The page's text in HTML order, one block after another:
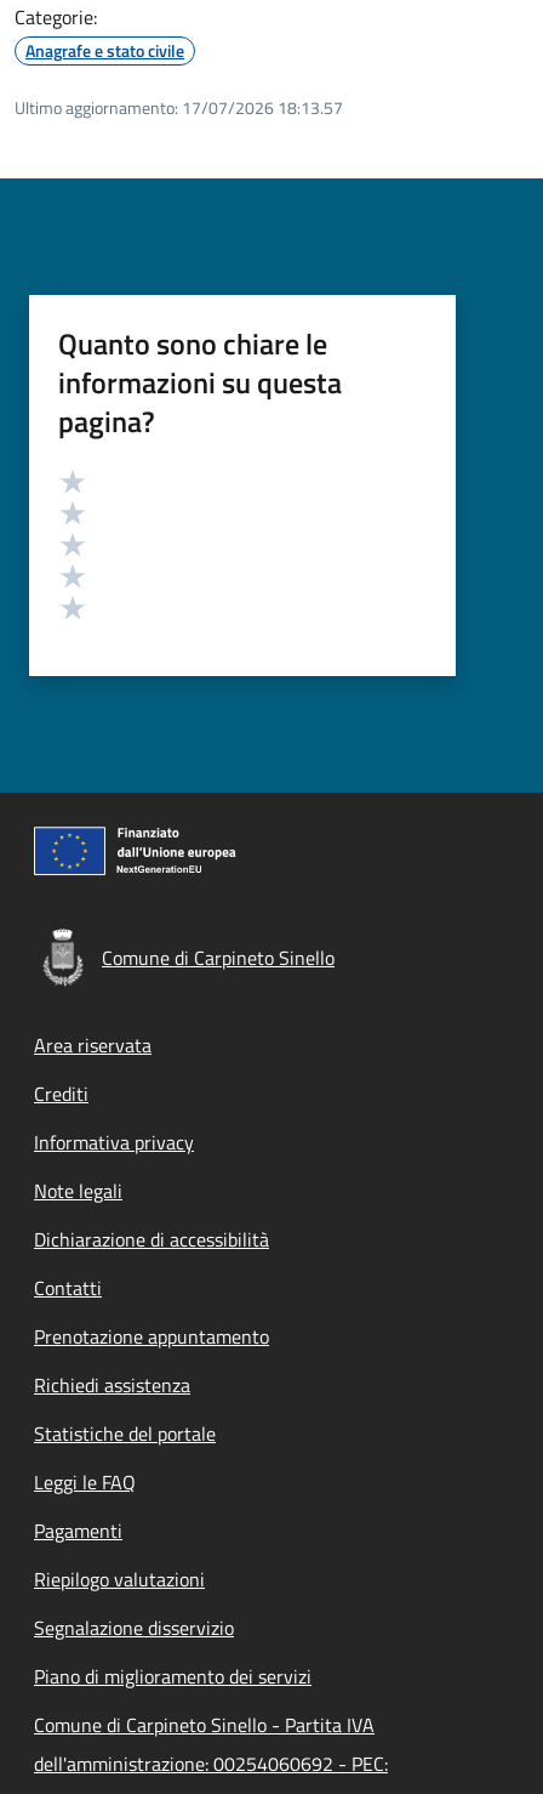
Categorie:
Anagrafe e stato civile
Ultimo aggiornamento: 17/07/2026 18:13.57
Quanto sono chiare le
informazioni su questa
pagina?
Valutazione
Comune di Carpineto Sinello
Footer menu
Area riservata
Crediti
Informativa privacy
Note legali
Dichiarazione di accessibilità
Contatti
Prenotazione appuntamento
Richiedi assistenza
Statistiche del portale
Leggi le FAQ
Pagamenti
Riepilogo valutazioni
Segnalazione disservizio
Piano di miglioramento dei servizi
Comune di Carpineto Sinello - Partita IVA
dell'amministrazione: 00254060692 - PEC: